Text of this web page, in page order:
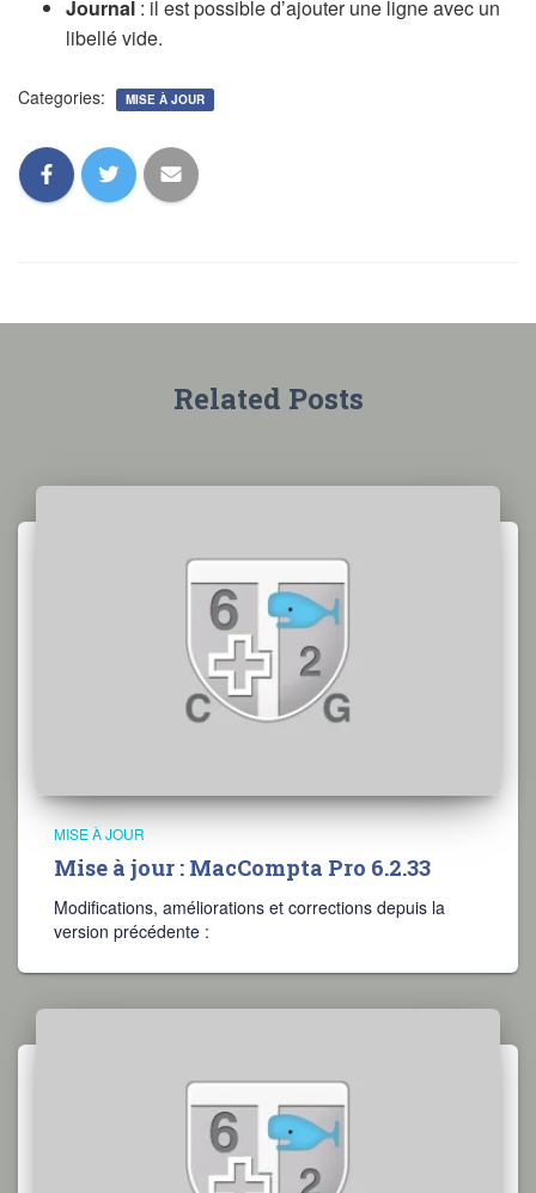
Journal : il est possible d’ajouter une ligne avec un
libellé vide.
Categories: MISE À JOUR
Related Posts
MISE À JOUR
Mise à jour : MacCompta Pro 6.2.33
Modifications, améliorations et corrections depuis la
version précédente :